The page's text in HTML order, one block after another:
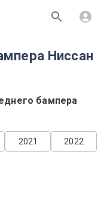
Ниссан
бампера
2022
2021